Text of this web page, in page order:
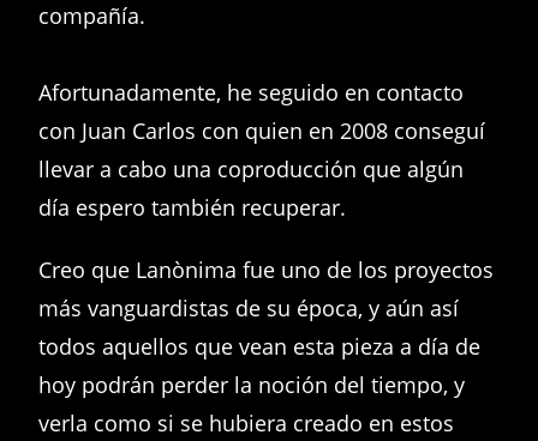
compañía.
Afortunadamente, he seguido en contacto
con Juan Carlos con quien en 2008 conseguí
llevar a cabo una coproducción que algún
día espero también recuperar.
Creo que Lanònima fue uno de los proyectos
más vanguardistas de su época, y aún así
todos aquellos que vean esta pieza a día de
hoy podrán perder la noción del tiempo, y
verla como si se hubiera creado en estos